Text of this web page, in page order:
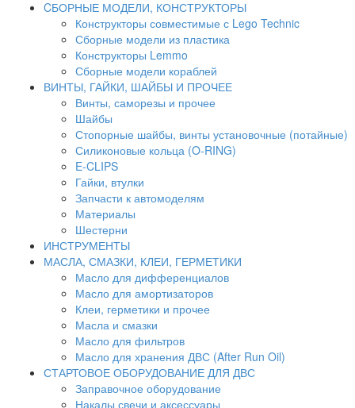
CБОРНЫЕ МОДЕЛИ, КОНСТРУКТОРЫ
Конструкторы совместимые с Lego Technic
Сборные модели из пластика
Конструкторы Lemmo
Сборные модели кораблей
ВИНТЫ, ГАЙКИ, ШАЙБЫ И ПРОЧЕЕ
Винты, саморезы и прочее
Шайбы
Стопорные шайбы, винты установочные (потайные)
Силиконовые кольца (O-RING)
E-CLIPS
Гайки, втулки
Запчасти к автомоделям
Материалы
Шестерни
ИНСТРУМЕНТЫ
МАСЛА, СМАЗКИ, КЛЕИ, ГЕРМЕТИКИ
Масло для дифференциалов
Масло для амортизаторов
Клеи, герметики и прочее
Масла и смазки
Масло для фильтров
Масло для хранения ДВС (After Run Oil)
СТАРТОВОЕ ОБОРУДОВАНИЕ ДЛЯ ДВС
Заправочное оборудование
Накалы свечи и аксессуары